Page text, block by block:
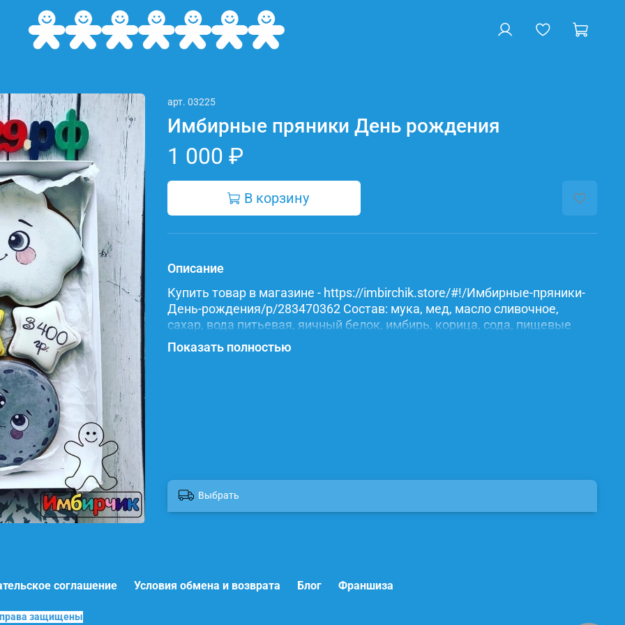
арт. 03225
Имбирные пряники День рождения
1 000 ₽
В корзину
Описание
Купить товар в магазине - https://imbirchik.store/#!/Имбирные-пряники-
День-рождения/p/283470362 Состав: мука, мед, масло сливочное,
сахар, вода питьевая, яичный белок, имбирь, корица, сода, пищевые
красители.
Показать полностью
Выбрать
соглашение Условия обмена и возврата Блог Франшиза
права защищены